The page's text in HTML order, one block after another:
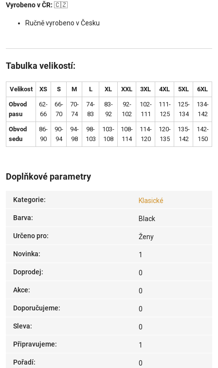
Vyrobeno v ČR: 🇨🇿
Ručně vyrobeno v Česku
Tabulka velikostí:
Velikost XS S M L XL XXL 3XL 4XL 5XL 6XL
Obvod
pasu
62-
66
66-
70
70-
74
74-
83
83-
92
92-
102
102-
111
111-
125
125-
134
134-
142
Obvod
sedu
86-
90
90-
94
94-
98
98-
103
103-
108
108-
114
114-
120
120-
135
135-
142
142-
150
Doplňkové parametry
Kategorie: Klasické
Barva: Black
Určeno pro: Ženy
Novinka: 1
Doprodej: 0
Akce: 0
Doporučujeme: 0
Sleva: 0
Připravujeme: 1
Pořadí: 0